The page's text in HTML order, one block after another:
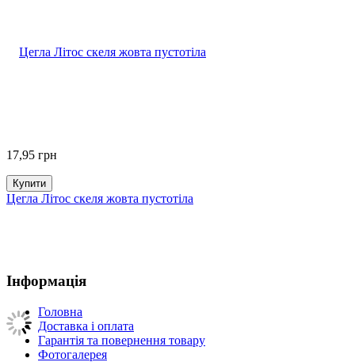
17,95 грн
Купити
Цегла Літос скеля жовта пустотіла
Інформація
Головна
Доставка і оплата
Гарантія та повернення товару
Фотогалерея